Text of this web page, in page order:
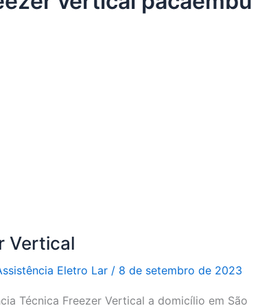
Vertical
Eletro Lar / 8 de setembro de 2023
Técnica Freezer Vertical a domicílio em São